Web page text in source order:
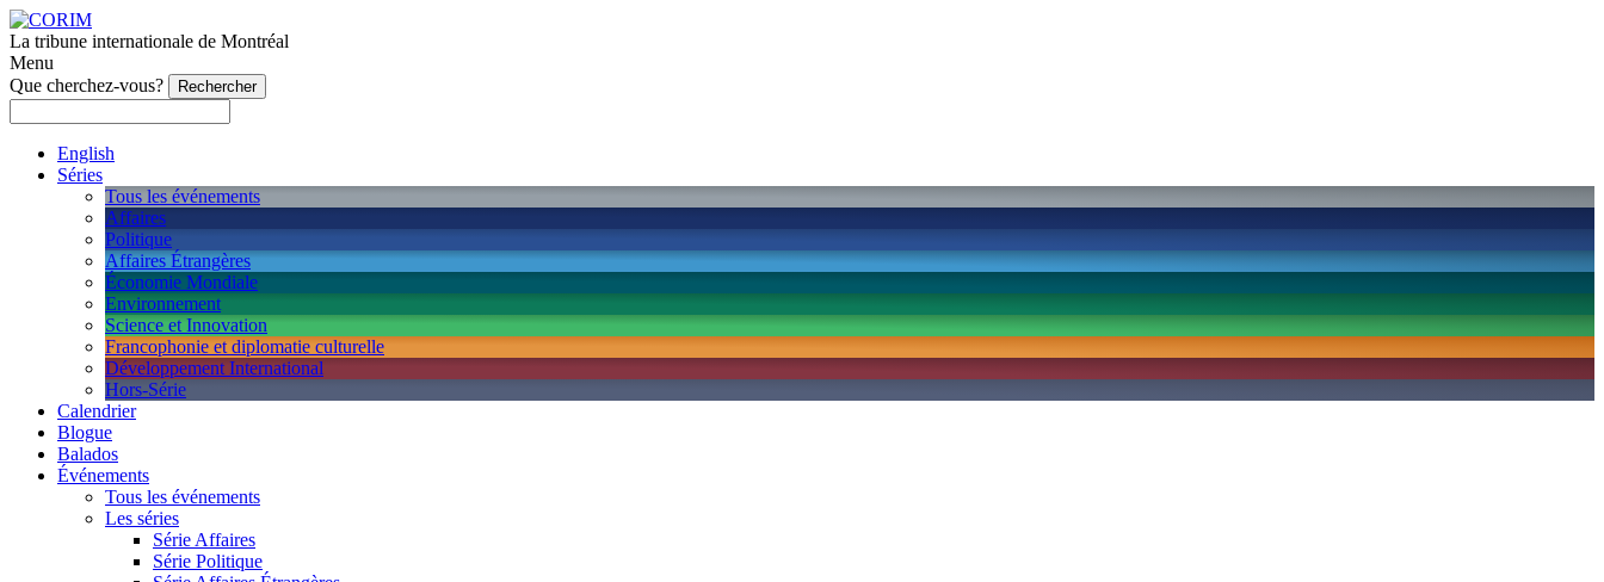
La tribune internationale de Montréal
Menu
Que cherchez-vous?
English
Séries
Tous les événements
Affaires
Politique
Affaires Étrangères
Économie Mondiale
Environnement
Science et Innovation
Francophonie et diplomatie culturelle
Développement International
Hors-Série
Calendrier
Blogue
Balados
Événements
Tous les événements
Les séries
Série Affaires
Série Politique